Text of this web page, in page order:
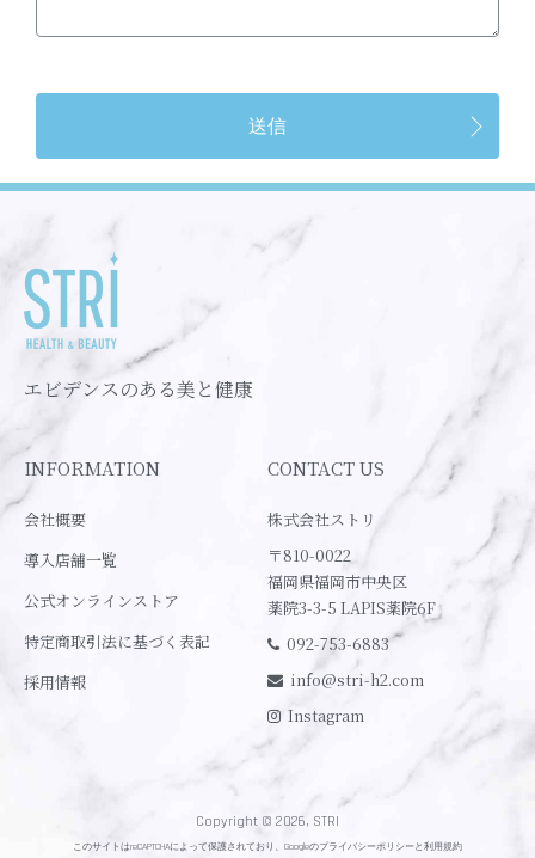
エビデンスのある美と健康
INFORMATION
会社概要
導入店舗一覧
公式オンラインストア
特定商取引法に基づく表記
採用情報
CONTACT US
株式会社ストリ
〒810-0022
福岡県福岡市中央区
薬院3-3-5 LAPIS薬院6F
092-753-6883
info@stri-h2.com
Instagram
Copyright © 2026, STRI
このサイトはreCAPTCHAによって保護されており、Googleのプライバシーポリシーと利用規約